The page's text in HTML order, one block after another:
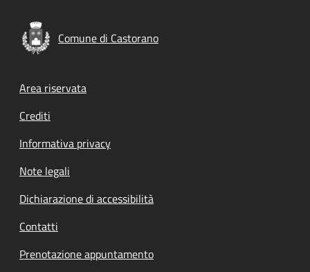
Comune di Castorano
Footer menu
Area riservata
Crediti
Informativa privacy
Note legali
Dichiarazione di accessibilità
Contatti
Prenotazione appuntamento